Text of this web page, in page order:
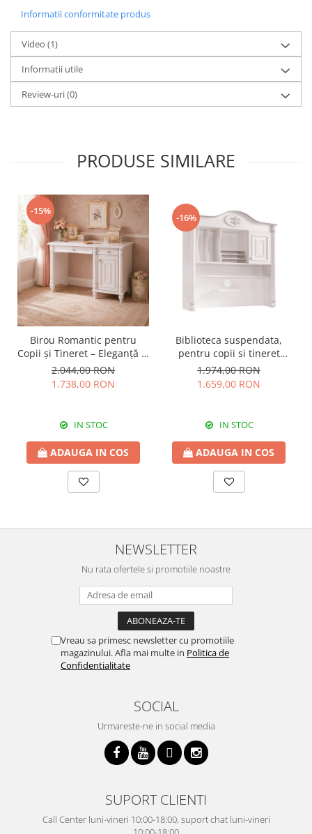
Informatii conformitate produs
Video (1)
Informatii utile
Review-uri(0)
PRODUSE SIMILARE
-15%
Birou Romantic pentru
Copii și Tineret – Eleganță și
Funcționalitate, 117x62x75
cm
2.044,00 RON
1.738,00 RON
IN STOC
ADAUGA IN COS
-16%
Biblioteca suspendata,
pentru copii si tineret
Colectia Romantic,
117x37x119 cm
1.974,00 RON
1.659,00 RON
IN STOC
ADAUGA IN COS
NEWSLETTER
Nu rata ofertele si promotiile noastre
Vreau sa primesc newsletter cu promotiile
magazinului. Afla mai multe in Politica de
Confidentialitate
SOCIAL
Urmareste-ne in social media
SUPORT CLIENTI
Call Center luni-vineri 10:00-18:00, suport chat luni-vineri